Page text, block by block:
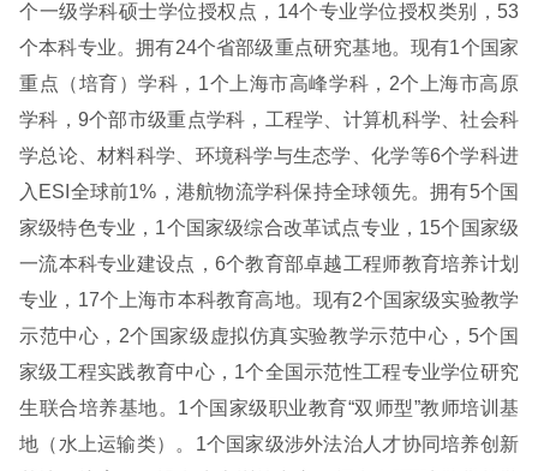
个一级学科硕士学位授权点，14个专业学位授权类别，53
个本科专业。拥有24个省部级重点研究基地。现有1个国家
重点（培育）学科，1个上海市高峰学科，2个上海市高原
学科，9个部市级重点学科，工程学、计算机科学、社会科
学总论、材料科学、环境科学与生态学、化学等6个学科进
入ESI全球前1%，港航物流学科保持全球领先。拥有5个国
家级特色专业，1个国家级综合改革试点专业，15个国家级
一流本科专业建设点，6个教育部卓越工程师教育培养计划
专业，17个上海市本科教育高地。现有2个国家级实验教学
示范中心，2个国家级虚拟仿真实验教学示范中心，5个国
家级工程实践教育中心，1个全国示范性工程专业学位研究
生联合培养基地。1个国家级职业教育“双师型”教师培训基
地（水上运输类）。1个国家级涉外法治人才协同培养创新